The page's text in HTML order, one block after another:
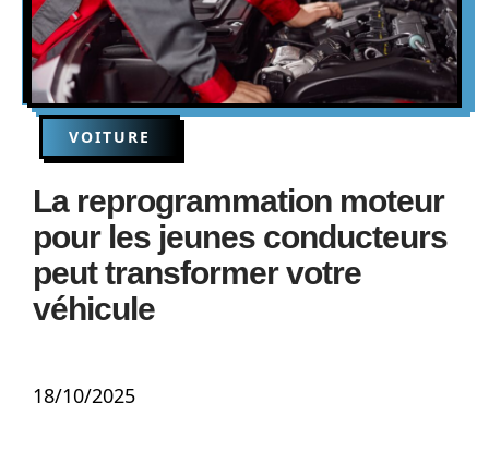
VOITURE
La reprogrammation moteur
pour les jeunes conducteurs
peut transformer votre
véhicule
18/10/2025